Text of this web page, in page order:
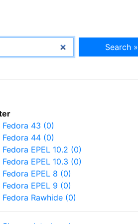
Search »
Fedora 43 (0)
Fedora 44 (0)
Fedora EPEL 10.2 (0)
Fedora EPEL 10.3 (0)
Fedora EPEL 8 (0)
Fedora EPEL 9 (0)
Fedora Rawhide (0)